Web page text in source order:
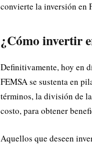
convierte la inversión en
¿Cómo invertir
Definitivamente, hoy en
FEMSA se sustenta en
términos, la división de
costo, para obtener
Aquellos que deseen